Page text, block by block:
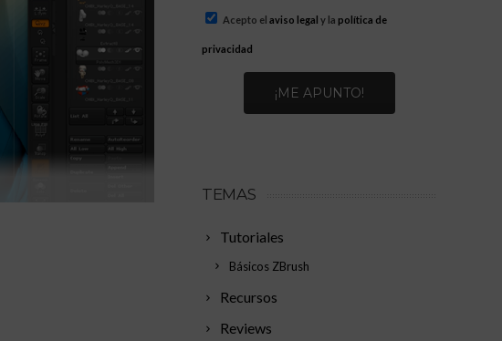
Acepto el aviso legal y la política de
privacidad
TEMAS
Tutoriales
Básicos ZBrush
Recursos
Reviews